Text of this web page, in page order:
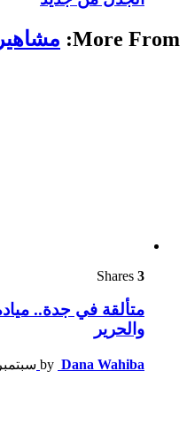
More From: مشاهير
3
متألقة في جدة..
والحرير
by Dana Wahiba سبتمبر 16, 2023, 12:44 م